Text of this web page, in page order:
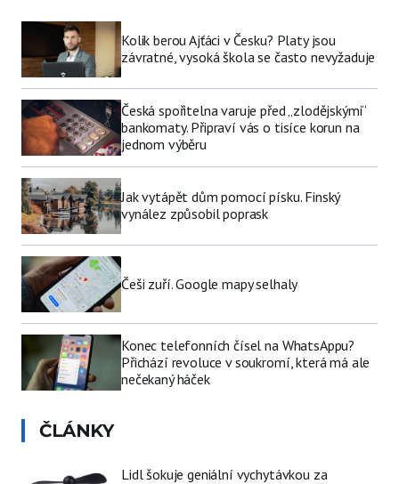
Kolik berou Ajťáci v Česku? Platy jsou
závratné, vysoká škola se často nevyžaduje
Česká spořitelna varuje před „zlodějskými“
bankomaty. Připraví vás o tisíce korun na
jednom výběru
Jak vytápět dům pomocí písku. Finský
vynález způsobil poprask
Češi zuří. Google mapy selhaly
Konec telefonních čísel na WhatsAppu?
Přichází revoluce v soukromí, která má ale
nečekaný háček
ČLÁNKY
Lidl šokuje geniální vychytávkou za